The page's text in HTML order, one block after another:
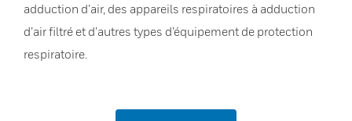
adduction d’air, des appareils respiratoires à adduction
d’air filtré et d’autres types d’équipement de protection
respiratoire.